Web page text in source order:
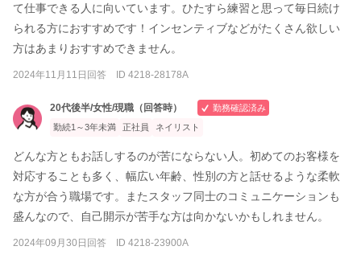
て仕事できる人に向いています。ひたすら練習と思って毎日続け
られる方におすすめです！インセンティブなどがたくさん欲しい
方はあまりおすすめできません。
2024年11月11日回答 ID 4218-28178A
20代後半/女性/現職（回答時）
勤務確認済み
勤続1～3年未満
正社員 ネイリスト
どんな方ともお話しするのが苦にならない人。初めてのお客様を
対応することも多く、幅広い年齢、性別の方と話せるような柔軟
な方が合う職場です。またスタッフ同士のコミュニケーションも
盛んなので、自己開示が苦手な方は向かないかもしれません。
2024年09月30日回答 ID 4218-23900A